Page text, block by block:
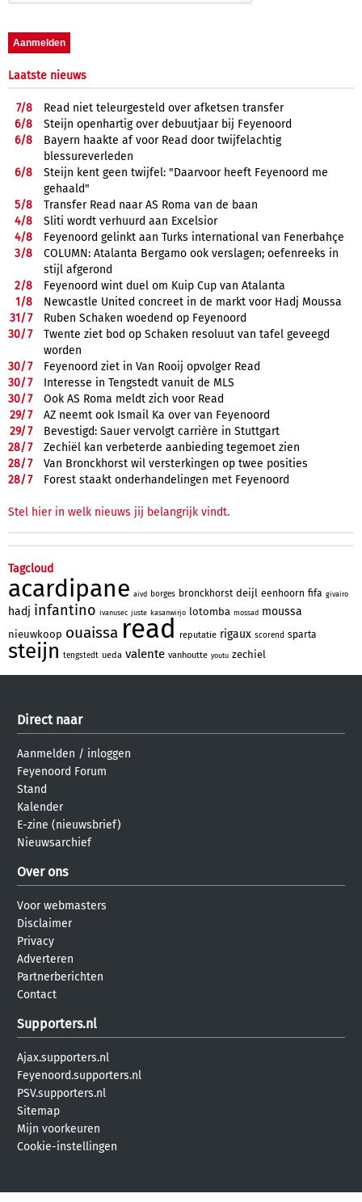
Laatste nieuws
7/8
Read niet teleurgesteld over afketsen transfer
6/8
Steijn openhartig over debuutjaar bij Feyenoord
6/8
Bayern haakte af voor Read door twijfelachtig
blessureverleden
6/8
Steijn kent geen twijfel: "Daarvoor heeft Feyenoord me
gehaald"
5/8
Transfer Read naar AS Roma van de baan
4/8
Sliti wordt verhuurd aan Excelsior
4/8
Feyenoord gelinkt aan Turks international van Fenerbahçe
3/8
COLUMN: Atalanta Bergamo ook verslagen; oefenreeks in
stijl afgerond
2/8
Feyenoord wint duel om Kuip Cup van Atalanta
1/8
Newcastle United concreet in de markt voor Hadj Moussa
31/7
Ruben Schaken woedend op Feyenoord
30/7
Twente ziet bod op Schaken resoluut van tafel geveegd
worden
30/7
Feyenoord ziet in Van Rooij opvolger Read
30/7
Interesse in Tengstedt vanuit de MLS
30/7
Ook AS Roma meldt zich voor Read
29/7
AZ neemt ook Ismail Ka over van Feyenoord
29/7
Bevestigd: Sauer vervolgt carrière in Stuttgart
28/7
Zechiël kan verbeterde aanbieding tegemoet zien
28/7
Van Bronckhorst wil versterkingen op twee posities
28/7 Forest staakt onderhandelingen met Feyenoord
Stel hier in welk nieuws jij belangrijk vindt.
Tagcloud
acardipane aivd borges bronckhorst deijl eenhoorn fifa givairo
hadj infantino ivanusec juste kasanwirjo lotomba mossad moussa
nieuwkoop ouaissa read reputatie rigaux scorend sparta
steijn tengstedt ueda valente vanhoutte youtu zechiel
Direct naar
Aanmelden / inloggen
Feyenoord Forum
Stand
Kalender
E-zine (nieuwsbrief)
Nieuwsarchief
Over ons
Voor webmasters
Disclaimer
Privacy
Adverteren
Partnerberichten
Contact
Supporters.nl
Ajax.supporters.nl
Feyenoord.supporters.nl
PSV.supporters.nl
Sitemap
Mijn voorkeuren
Cookie-instellingen